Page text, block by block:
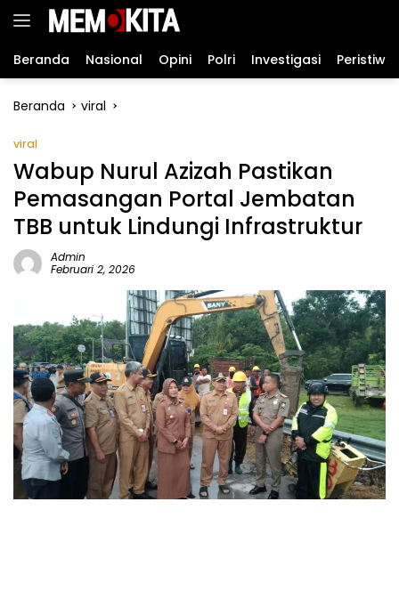
Langsung
Beranda Nasional Opini Polri Investigasi Peristiwa
Beranda viral
viral
Wabup Nurul Azizah Pastikan
Pemasangan Portal Jembatan
TBB untuk Lindungi Infrastruktur
Admin
Februari 2, 2026